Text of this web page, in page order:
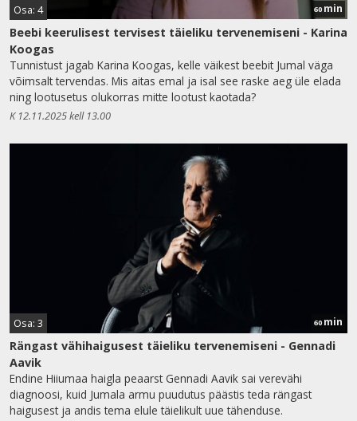
Osa: 4 60 min
Beebi keerulisest tervisest täieliku tervenemiseni - Karina
Koogas
Tunnistust jagab Karina Koogas, kelle väikest beebit Jumal väga
võimsalt tervendas. Mis aitas emal ja isal see raske aeg üle elada
ning lootusetus olukorras mitte lootust kaotada?
K 12.11.2025 kell 13.00
Osa: 3 60 min
Rängast vähihaigusest täieliku tervenemiseni - Gennadi
Aavik
Endine Hiiumaa haigla peaarst Gennadi Aavik sai verevähi
diagnoosi, kuid Jumala armu puudutus päästis teda rängast
haigusest ja andis tema elule täielikult uue tähenduse.